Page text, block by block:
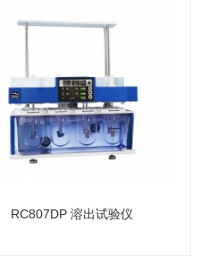
RC807DP 溶出试验仪